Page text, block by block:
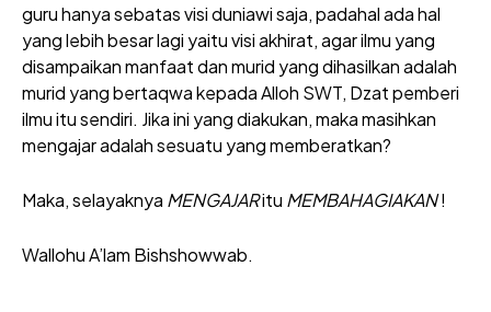
guru hanya sebatas visi duniawi saja, padahal ada hal
yang lebih besar lagi yaitu visi akhirat, agar ilmu yang
disampaikan manfaat dan murid yang dihasilkan adalah
murid yang bertaqwa kepada Alloh SWT, Dzat pemberi
ilmu itu sendiri. Jika ini yang diakukan, maka masihkan
mengajar adalah sesuatu yang memberatkan?
Maka, selayaknya MENGAJARitu MEMBAHAGIAKAN!
Wallohu A’lam Bishshowwab.